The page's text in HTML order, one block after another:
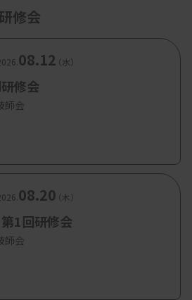
院機構舞鶴医療センター
】
人 日本臨床衛生検査技師
修会
08.12（水）
修会
師会
08.20（木）
1回研修会
師会